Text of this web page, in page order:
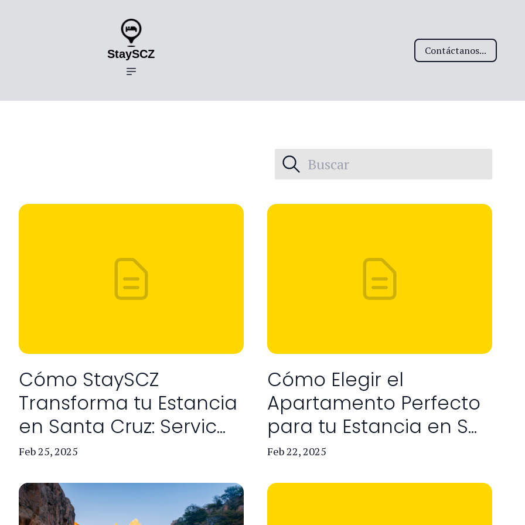
StaySCZ Contáctanos...
Cómo StaySCZ
Transforma tu Estancia
en Santa Cruz: Servic...
Feb 25, 2025
Cómo Elegir el
Apartamento Perfecto
para tu Estancia en S...
Feb 22, 2025